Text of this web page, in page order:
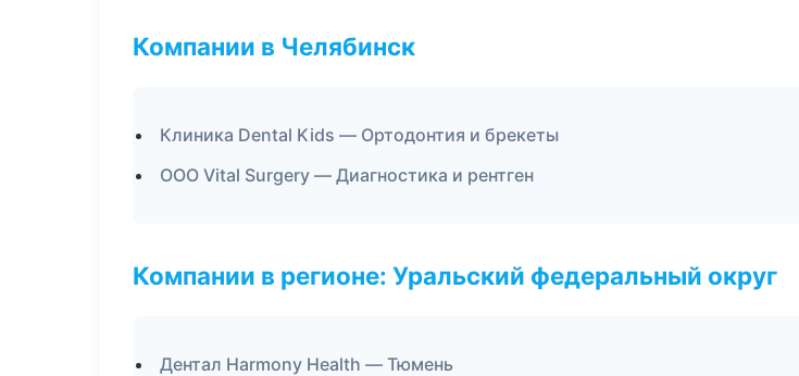
Компании в Челябинск
Клиника Dental Kids — Ортодонтия и брекеты
ООО Vital Surgery — Диагностика и рентген
Компании в регионе: Уральский федеральный округ
Дентал Harmony Health — Тюмень